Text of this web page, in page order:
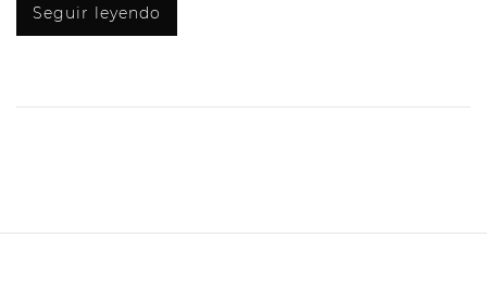
Seguir leyendo